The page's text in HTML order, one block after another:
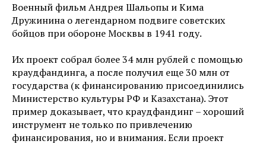
Военный фильм Андрея Шальопы и Кима
Дружинина о легендарном подвиге советских
бойцов при обороне Москвы в 1941 году.
Их проект собрал более 34 млн рублей с помощью
краудфандинга, а после получил еще 30 млн от
государства (к финансированию присоединились
Министерство культуры РФ и Казахстана). Этот
пример доказывает, что краудфандинг – хороший
инструмент не только по привлечению
финансирования, но и внимания. Если проект